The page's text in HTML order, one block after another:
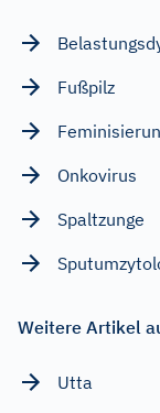
Fußpilz
Onkovirus
Spaltzunge
Weitere Artikel
Utta